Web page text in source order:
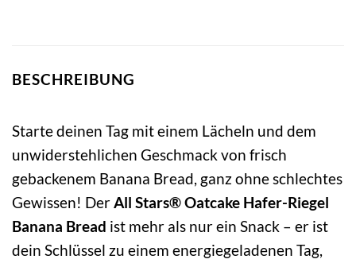
BESCHREIBUNG
Starte deinen Tag mit einem Lächeln und dem
unwiderstehlichen Geschmack von frisch
gebackenem Banana Bread, ganz ohne schlechtes
Gewissen! Der All Stars® Oatcake Hafer-Riegel
Banana Bread ist mehr als nur ein Snack – er ist
dein Schlüssel zu einem energiegeladenen Tag,